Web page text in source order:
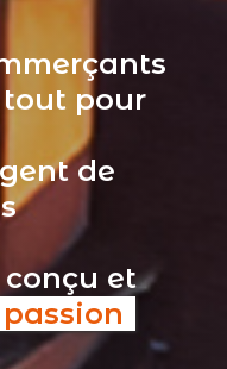
pour
de
et
passion